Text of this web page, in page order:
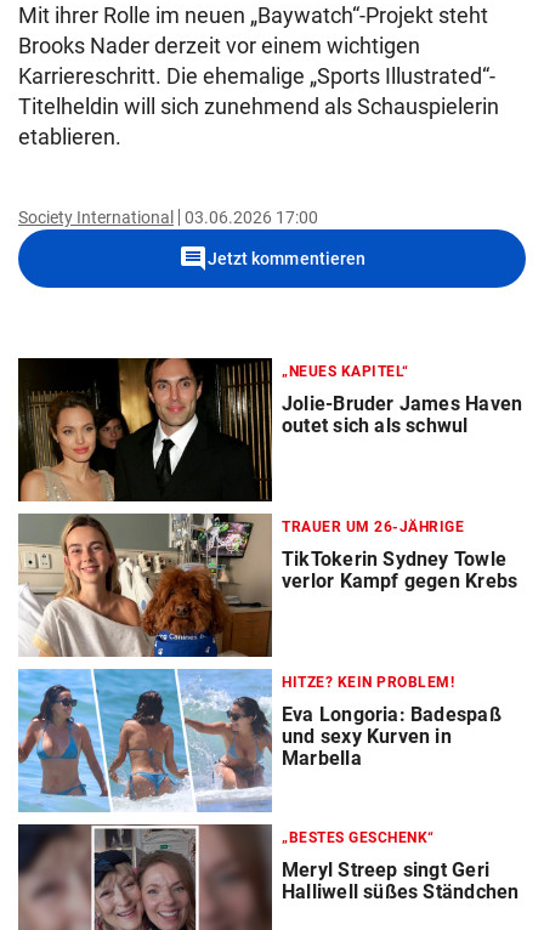
Mit ihrer Rolle im neuen „Baywatch“-Projekt steht
Brooks Nader derzeit vor einem wichtigen
Karriereschritt. Die ehemalige „Sports Illustrated“-
Titelheldin will sich zunehmend als Schauspielerin
etablieren.
Society International 03.06.2026 17:00
commentJetzt kommentieren
„NEUES KAPITEL“
Jolie-Bruder James Haven
outet sich als schwul
TRAUER UM 26-JÄHRIGE
TikTokerin Sydney Towle
verlor Kampf gegen Krebs
HITZE? KEIN PROBLEM!
Eva Longoria: Badespaß
und sexy Kurven in
Marbella
„BESTES GESCHENK“
Meryl Streep singt Geri
Halliwell süßes Ständchen